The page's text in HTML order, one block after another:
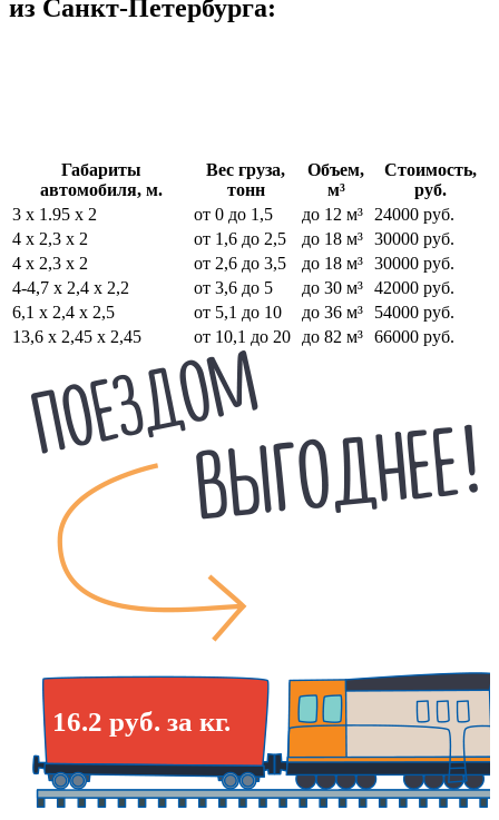
из Санкт-Петербурга:
Габариты
автомобиля, м.
Вес груза,
тонн
Объем,
м³
Стоимость,
руб.
3 х 1.95 х 2
от 0 до 1,5 до 12 м³
24000 руб.
4 х 2,3 х 2
от 1,6 до 2,5 до 18 м³ 30000 руб.
4 х 2,3 х 2
от 2,6 до 3,5 до 18 м³ 30000 руб.
4-4,7 х 2,4 х 2,2
от 3,6 до 5 до 30 м³ 42000 руб.
6,1 х 2,4 х 2,5
от 5,1 до 10 до 36 м³
54000 руб.
13,6 х 2,45 х 2,45
от 10,1 до 20 до 82 м³ 66000 руб.
16.2 руб. за кг.